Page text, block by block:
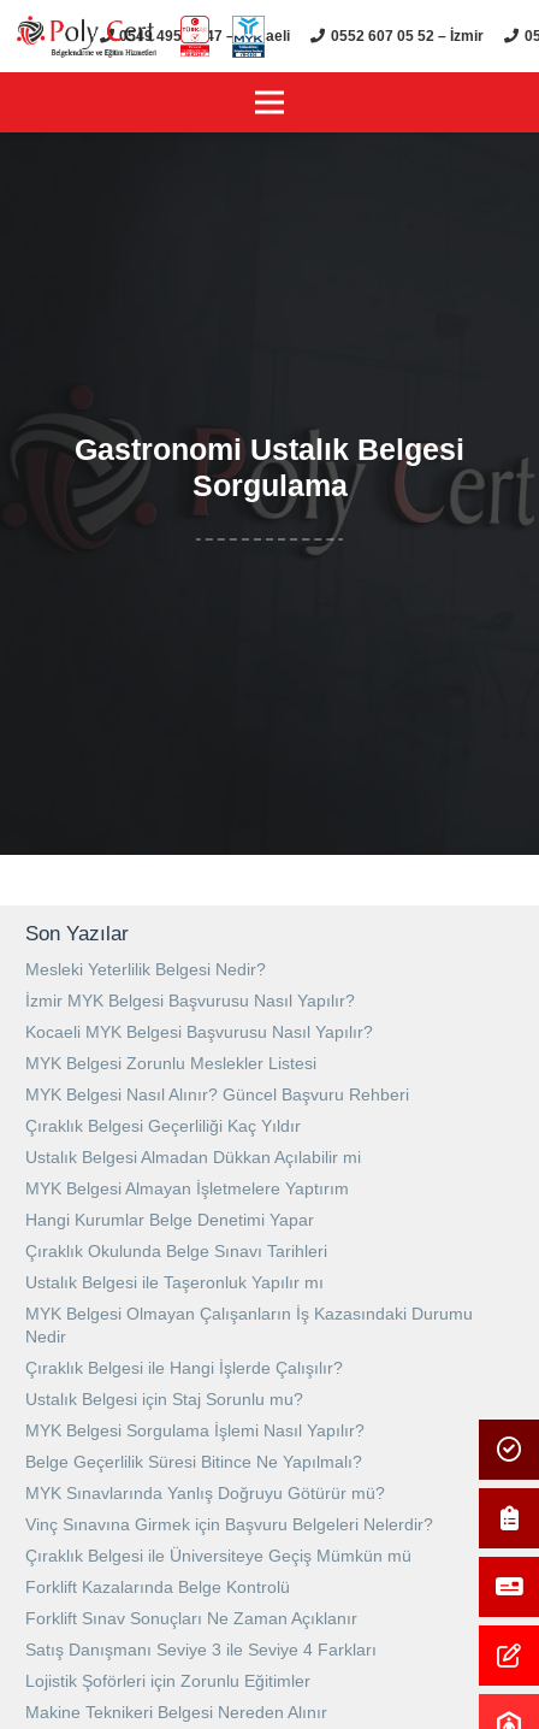
0549 495 01 47 – Kocaeli 0552 607 05 52 – İzmir
Gastronomi Ustalık Belgesi
Sorgulama
Son Yazılar
Mesleki Yeterlilik Belgesi Nedir?
İzmir MYK Belgesi Başvurusu Nasıl Yapılır?
Kocaeli MYK Belgesi Başvurusu Nasıl Yapılır?
MYK Belgesi Zorunlu Meslekler Listesi
MYK Belgesi Nasıl Alınır? Güncel Başvuru Rehberi
Çıraklık Belgesi Geçerliliği Kaç Yıldır
Ustalık Belgesi Almadan Dükkan Açılabilir mi
MYK Belgesi Almayan İşletmelere Yaptırım
Hangi Kurumlar Belge Denetimi Yapar
Çıraklık Okulunda Belge Sınavı Tarihleri
Ustalık Belgesi ile Taşeronluk Yapılır mı
MYK Belgesi Olmayan Çalışanların İş Kazasındaki Durumu
Nedir
Çıraklık Belgesi ile Hangi İşlerde Çalışılır?
Ustalık Belgesi için Staj Sorunlu mu?
MYK Belgesi Sorgulama İşlemi Nasıl Yapılır?
Belge Geçerlilik Süresi Bitince Ne Yapılmalı?
MYK Sınavlarında Yanlış Doğruyu Götürür mü?
Vinç Sınavına Girmek için Başvuru Belgeleri Nelerdir?
Çıraklık Belgesi ile Üniversiteye Geçiş Mümkün mü
Forklift Kazalarında Belge Kontrolü
Forklift Sınav Sonuçları Ne Zaman Açıklanır
Satış Danışmanı Seviye 3 ile Seviye 4 Farkları
Lojistik Şoförleri için Zorunlu Eğitimler
Makine Teknikeri Belgesi Nereden Alınır